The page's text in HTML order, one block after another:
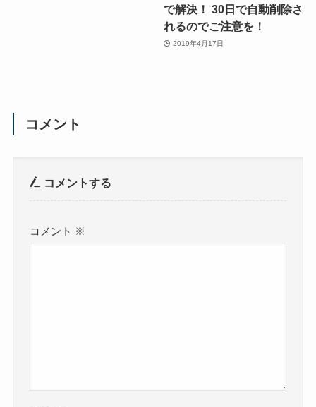
で解決！ 30日で自動削除さ
れるのでご注意を！
2019年4月17日
コメント
コメントする
コメント ※